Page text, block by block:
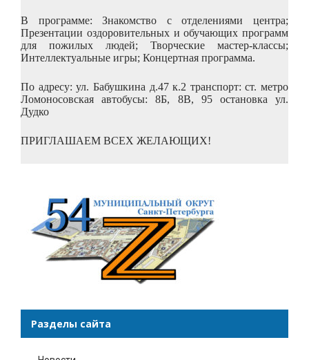
В программе: Знакомство с отделениями центра;
Презентации оздоровительных и обучающих программ
для пожилых людей; Творческие мастер-классы;
Интеллектуальные игры; Концертная программа.
По адресу: ул. Бабушкина д.47 к.2 транспорт: ст. метро
Ломоносовская автобусы: 8Б, 8В, 95 остановка ул.
Дудко
ПРИГЛАШАЕМ ВСЕХ ЖЕЛАЮЩИХ!
Разделы сайта